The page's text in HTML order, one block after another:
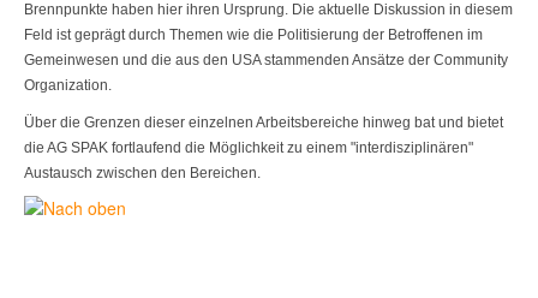
Brennpunkte haben hier ihren Ursprung. Die aktuelle Diskussion in diesem
Feld ist geprägt durch Themen wie die Politisierung der Betroffenen im
Gemeinwesen und die aus den USA stammenden Ansätze der Community
Organization.
Über die Grenzen dieser einzelnen Arbeitsbereiche hinweg bat und bietet
die AG SPAK fortlaufend die Möglichkeit zu einem "interdisziplinären"
Austausch zwi­schen den Bereichen.